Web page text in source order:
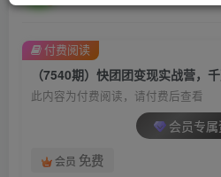
此内容为付费阅读，请付费后查看
会员专
会员 免费
付费阅读